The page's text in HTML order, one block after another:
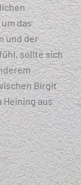
das
und der
sollte sich
Birgit
Heining aus